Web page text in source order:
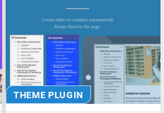
THEME PLUGIN